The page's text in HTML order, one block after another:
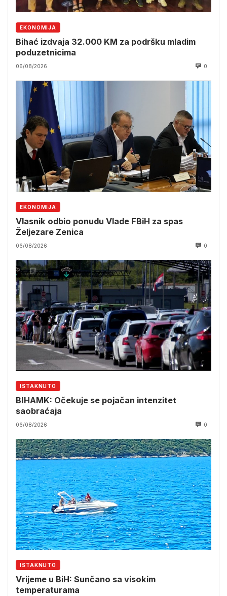
EKONOMIJA
Bihać izdvaja 32.000 KM za podršku mladim
poduzetnicima
06/08/2026 0
EKONOMIJA
Vlasnik odbio ponudu Vlade FBiH za spas
Željezare Zenica
06/08/2026 0
ISTAKNUTO
BIHAMK: Očekuje se pojačan intenzitet
saobraćaja
06/08/2026 0
ISTAKNUTO
Vrijeme u BiH: Sunčano sa visokim
temperaturama